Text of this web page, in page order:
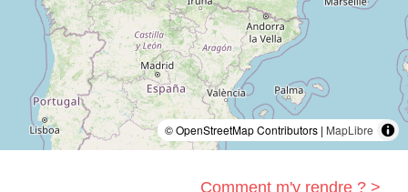
© OpenStreetMap Contributors | MapLibre
Comment m'y rendre ? >